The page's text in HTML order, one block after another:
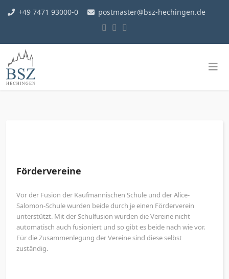
+49 7471 93000-0 postmaster@bsz-hechingen.de
Fördervereine
Vor der Fusion der Kaufmännischen Schule und der Alice-
Salomon-Schule wurden beide durch je einen Förderverein
unterstützt. Mit der Schulfusion wurden die Vereine nicht
automatisch auch fusioniert und so gibt es beide nach wie vor.
Für die Zusammenlegung der Vereine sind diese selbst
zuständig.